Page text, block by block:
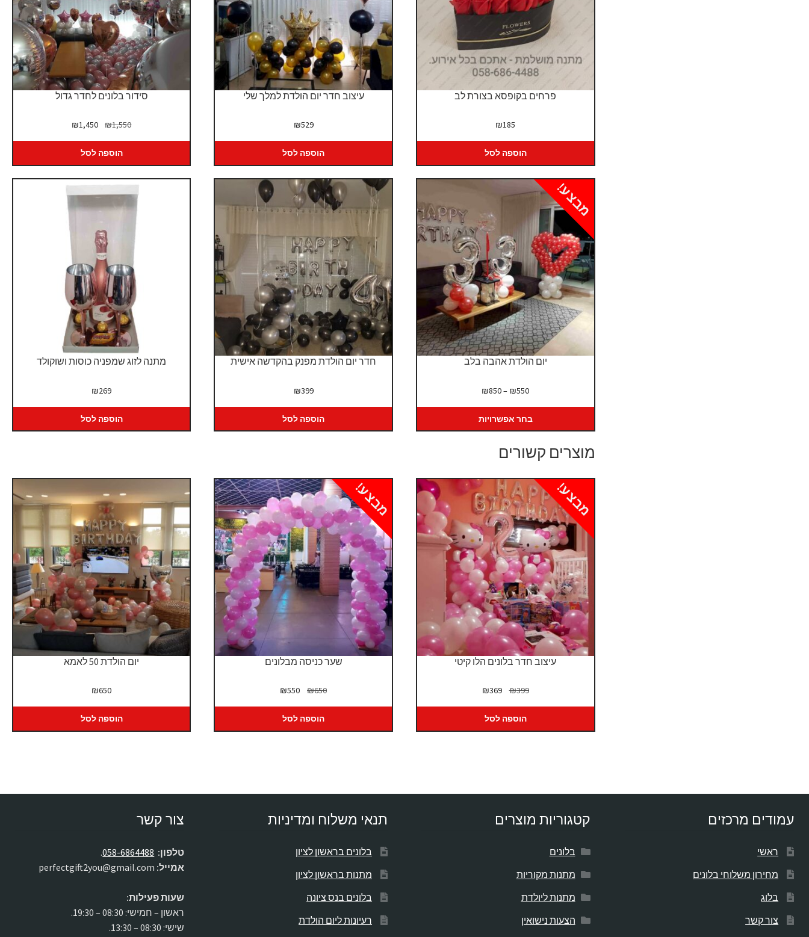
פרחים בקופסא בצורת לב
₪185
הוספה לסל
עיצוב חדר יום הולדת למלך שלי
₪529
הוספה לסל
סידור בלונים לחדר גדול
₪1,550
המחיר
היה:
₪1,550.
₪1,450
₪1,450.
הוספה לסל
יום הולדת אהבה בלב
מבצע!
₪550
–
₪850
טווח
עד
בחר אפשרויות
חדר יום הולדת מפנק בהקדשה אישית
₪399
הוספה לסל
מתנה לזוג שמפניה כוסות ושוקולד
₪269
הוספה לסל
מוצרים קשורים
עיצוב חדר בלונים הלו קיטי
מבצע!
₪399
המחיר
היה:
₪399.
₪369
₪369.
הוספה לסל
שער כניסה מבלונים
מבצע!
₪650
המחיר
היה:
₪650.
₪550
המחיר
₪550.
הוספה לסל
יום הולדת 50 לאמא
₪650
הוספה לסל
עמודים מרכזים
ראשי
מחירון משלוחי בלונים
בלוג
צור קשר
קטגוריות מוצרים
בלונים
מתנות מקוריות
מתנות ליולדת
הצעות נישואין
תנאי משלוח ומדיניות
בלונים בראשון לציון
מתנות בראשון לציון
בלונים בנס ציונה
רעיונות ליום הולדת
צור קשר
טלפון: 058-6864488
.
אמייל:
שעות פעילות:
ראשון – חמישי: 08:30 – 19:30.
שישי: 08:30 – 13:30.